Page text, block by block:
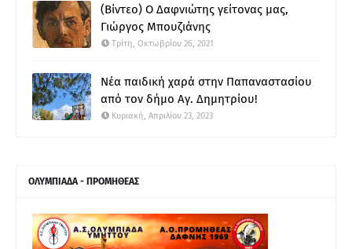
(Βίντεο) Ο Δαφνιώτης γείτονας μας,
Γιώργος Μπουζιάνης
Τρίτη, Οκτωβρίου 26, 2021
Νέα παιδική χαρά στην Παπαναστασίου
από τον δήμο Αγ. Δημητρίου!
Κυριακή, Απριλίου 23, 2023
ΟΛΥΜΠΙΑΔΑ - ΠΡΟΜΗΘΕΑΣ